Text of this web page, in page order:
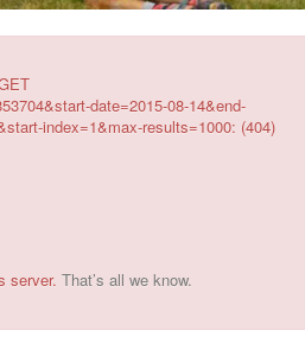
date=2015-08-14&end-
index=1&max-results=1000: (404)
server. That’s all we know.